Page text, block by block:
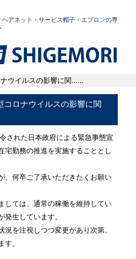
ヘアネット・サービス帽子・エプロンの専
ウイルスの影響に関……
コロナウイルスの影響に関
された日本政府による緊急事態宣
宅勤務の推進を実施することとし
、何卒ご了承いただきたくお願い
しては、通常の稼働を維持してい
発生しています。
況を注視しつつ変更があり次第、
。